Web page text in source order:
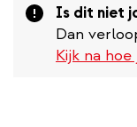
Attention
Is dit niet
Dan
Kijk na